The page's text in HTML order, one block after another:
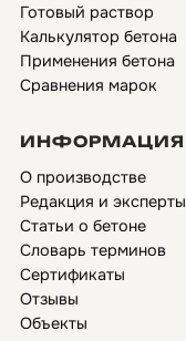
Готовый раствор
Калькулятор бетона
Применения бетона
Сравнения марок
ИНФОРМАЦИЯ
О производстве
Редакция и эксперты
Статьи о бетоне
Словарь терминов
Сертификаты
Отзывы
Объекты